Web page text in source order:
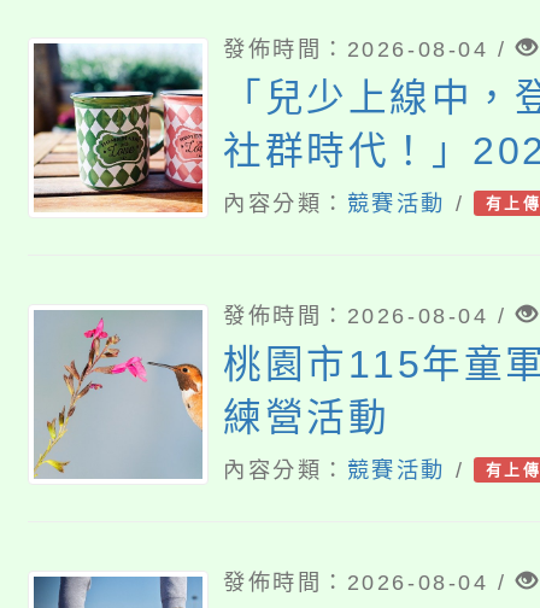
發佈時間：2026-08-04 /
「兒少上線中，
社群時代！」
工作坊
內容分類： 競賽活動 / 有上
發佈時間：2026-08-04 /
桃園市115年童
練營活動
內容分類： 競賽活動 / 有上
發佈時間：2026-08-04 /